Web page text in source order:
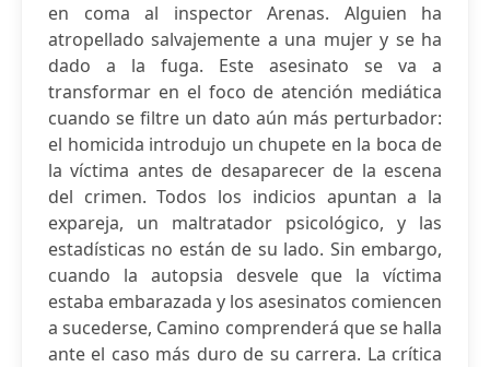
en coma al inspector Arenas. Alguien ha
atropellado salvajemente a una mujer y se ha
dado a la fuga. Este asesinato se va a
transformar en el foco de atención mediática
cuando se filtre un dato aún más perturbador:
el homicida introdujo un chupete en la boca de
la víctima antes de desaparecer de la escena
del crimen. Todos los indicios apuntan a la
expareja, un maltratador psicológico, y las
estadísticas no están de su lado. Sin embargo,
cuando la autopsia desvele que la víctima
estaba embarazada y los asesinatos comiencen
a sucederse, Camino comprenderá que se halla
ante el caso más duro de su carrera. La crítica